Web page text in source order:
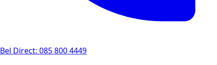
Bel Direct: 085 800 4449